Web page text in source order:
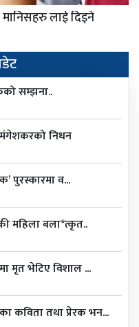
मानिसहरु लाई दिइने
सम्झना..
मंगेशकरको निधन
पुरस्कारमा व...
महिला बला*त्कृत..
मृत भेटिए विशाल ...
कविता तथा प्रेरक भन...